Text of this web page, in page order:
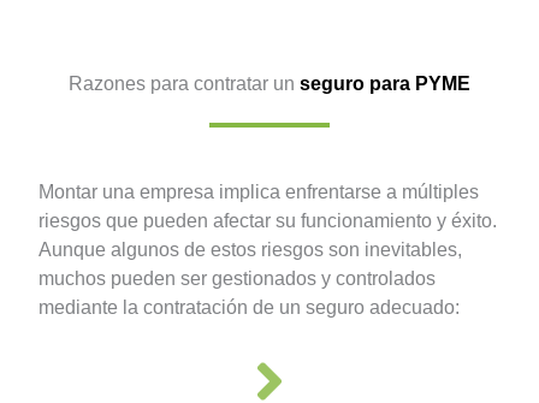
Razones para contratar un seguro para PYME
Montar una empresa implica enfrentarse a múltiples
riesgos que pueden afectar su funcionamiento y éxito.
Aunque algunos de estos riesgos son inevitables,
muchos pueden ser gestionados y controlados
mediante la contratación de un seguro adecuado: